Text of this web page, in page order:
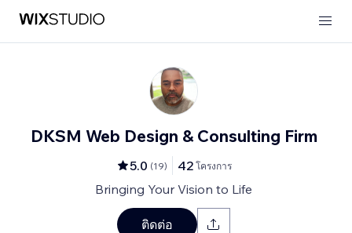
DKSM Web Design & Consulting Firm
5.0 (19) 42 โครงการ
Bringing Your Vision to Life
ติดต่อ